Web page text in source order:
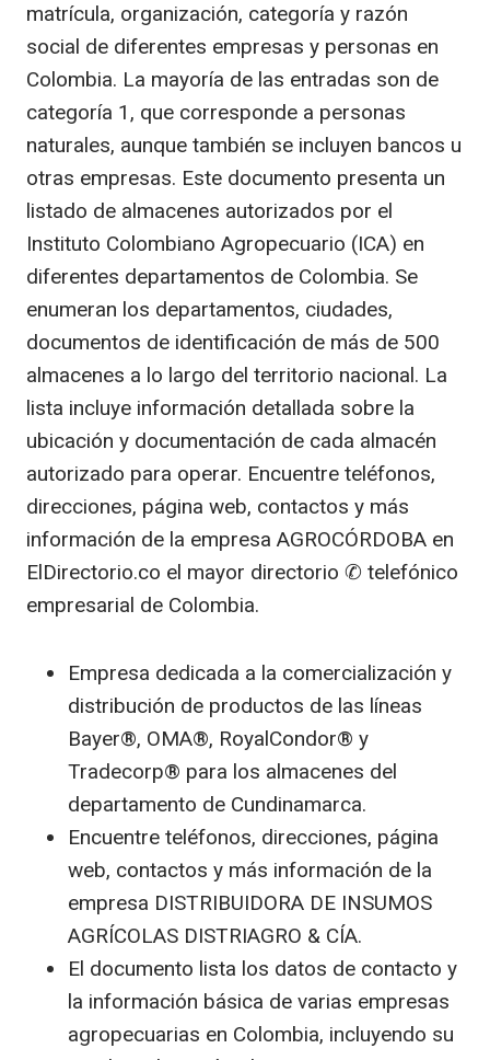
matrícula, organización, categoría y razón
social de diferentes empresas y personas en
Colombia. La mayoría de las entradas son de
categoría 1, que corresponde a personas
naturales, aunque también se incluyen bancos u
otras empresas. Este documento presenta un
listado de almacenes autorizados por el
Instituto Colombiano Agropecuario (ICA) en
diferentes departamentos de Colombia. Se
enumeran los departamentos, ciudades,
documentos de identificación de más de 500
almacenes a lo largo del territorio nacional. La
lista incluye información detallada sobre la
ubicación y documentación de cada almacén
autorizado para operar. Encuentre teléfonos,
direcciones, página web, contactos y más
información de la empresa AGROCÓRDOBA en
ElDirectorio.co el mayor directorio ✆ telefónico
empresarial de Colombia.
Empresa dedicada a la comercialización y
distribución de productos de las líneas
Bayer®, OMA®, RoyalCondor® y
Tradecorp® para los almacenes del
departamento de Cundinamarca.
Encuentre teléfonos, direcciones, página
web, contactos y más información de la
empresa DISTRIBUIDORA DE INSUMOS
AGRÍCOLAS DISTRIAGRO & CÍA.
El documento lista los datos de contacto y
la información básica de varias empresas
agropecuarias en Colombia, incluyendo su